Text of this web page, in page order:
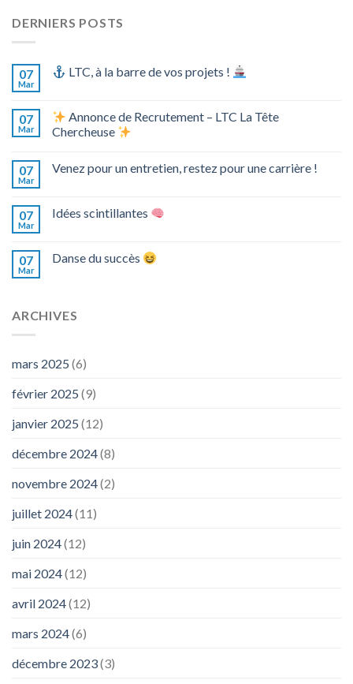
DERNIERS POSTS
07
Mar
LTC, à la barre de vos projets !
07
Mar
Annonce de Recrutement – LTC La Tête
Chercheuse
07
Mar
Venez pour un entretien, restez pour une carrière !
07
Mar
Idées scintillantes
07
Mar
Danse du succès
ARCHIVES
mars 2025 (6)
février 2025 (9)
janvier 2025 (12)
décembre 2024(8)
novembre 2024(2)
juillet 2024(11)
juin 2024(12)
mai 2024(12)
avril 2024(12)
mars 2024(6)
décembre 2023(3)